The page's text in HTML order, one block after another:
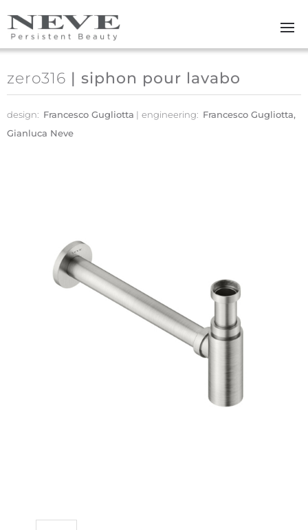
Skip to main content
zero316 | siphon pour lavabo
design: Francesco Gugliotta engineering: Francesco Gugliotta,
Gianluca Neve